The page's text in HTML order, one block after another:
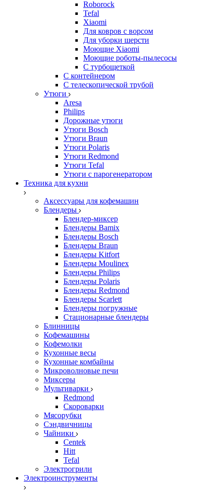
Roborock
Tefal
Xiaomi
Для ковров с ворсом
Для уборки шерсти
Моющие Xiaomi
Моющие роботы-пылесосы
С турбощеткой
С контейнером
С телескопической трубой
Утюги
Aresa
Philips
Дорожные утюги
Утюги Bosch
Утюги Braun
Утюги Polaris
Утюги Redmond
Утюги Tefal
Утюги с парогенератором
Техника для кухни
Аксессуары для кофемашин
Блендеры
Блендер-миксер
Блендеры Bamix
Блендеры Bosch
Блендеры Braun
Блендеры Kitfort
Блендеры Moulinex
Блендеры Philips
Блендеры Polaris
Блендеры Redmond
Блендеры Scarlett
Блендеры погружные
Стационарные блендеры
Блинницы
Кофемашины
Кофемолки
Кухонные весы
Кухонные комбайны
Микроволновые печи
Миксеры
Мультиварки
Redmond
Скороварки
Мясорубки
Сэндвичницы
Чайники
Centek
Hitt
Tefal
Электрогрили
Электроинструменты